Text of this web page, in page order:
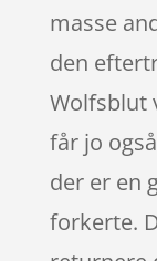
masse
den
Wolfsblut
får jo
der er en
forkerte.